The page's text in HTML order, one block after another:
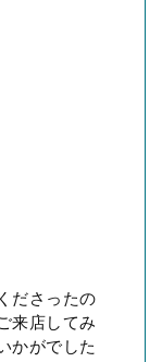
ださったの
来店してみ
かがでした